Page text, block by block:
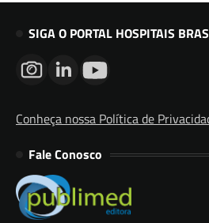
SIGA O PORTAL HOSPITAIS
Conheça nossa Política de
Fale Conosco